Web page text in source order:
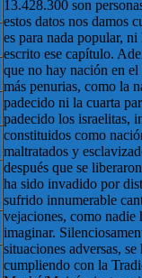
13.428.300 son
estos datos nos damos
es para nada popular,
escrito ese capítulo.
que no hay nación en
más penurias, como la
padecido ni la cuarta
padecido los israelitas,
constituidos como
maltratados y
después que se
ha sido invadido por
sufrido innumerable
vejaciones, como nadie
imaginar.
situaciones adversas,
cumpliendo con la